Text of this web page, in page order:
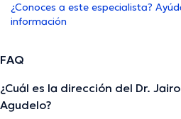
¿Conoces a este especialista?
información
FAQ
¿Cuál es la dirección del Dr.
Agudelo?